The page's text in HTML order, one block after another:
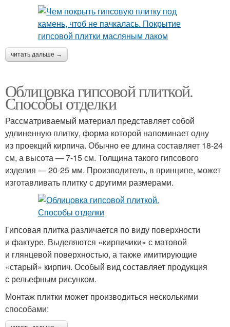
читать дальше →
Облицовка гипсовой плиткой.
Способы отделки
Рассматриваемый материал представляет собой
удлиненную плитку, форма которой напоминает одну
из проекций кирпича. Обычно ее длина составляет 18-24
см, а высота — 7-15 см. Толщина такого гипсового
изделия — 20-25 мм. Производитель, в принципе, может
изготавливать плитку с другими размерами.
Гипсовая плитка различается по виду поверхности
и фактуре. Выделяются «кирпичики» с матовой
и глянцевой поверхностью, а также имитирующие
«старый» кирпич. Особый вид составляет продукция
с рельефным рисунком.
Монтаж плитки может производиться несколькими
способами: